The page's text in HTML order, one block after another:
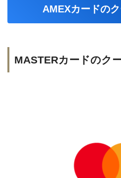
AMEXカードの
MASTERカードのク